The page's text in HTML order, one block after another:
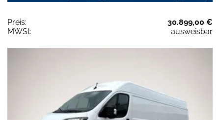
Preis:
30.899,00 €
MWSt:
ausweisbar